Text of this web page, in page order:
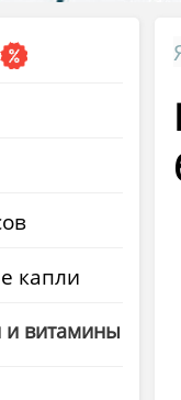
капли
и витамины